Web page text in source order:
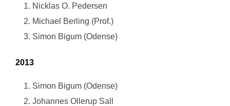
Nicklas O. Pedersen
Michael Berling (Prof.)
Simon Bigum (Odense)
2013
Simon Bigum (Odense)
Johannes Ollerup Sall